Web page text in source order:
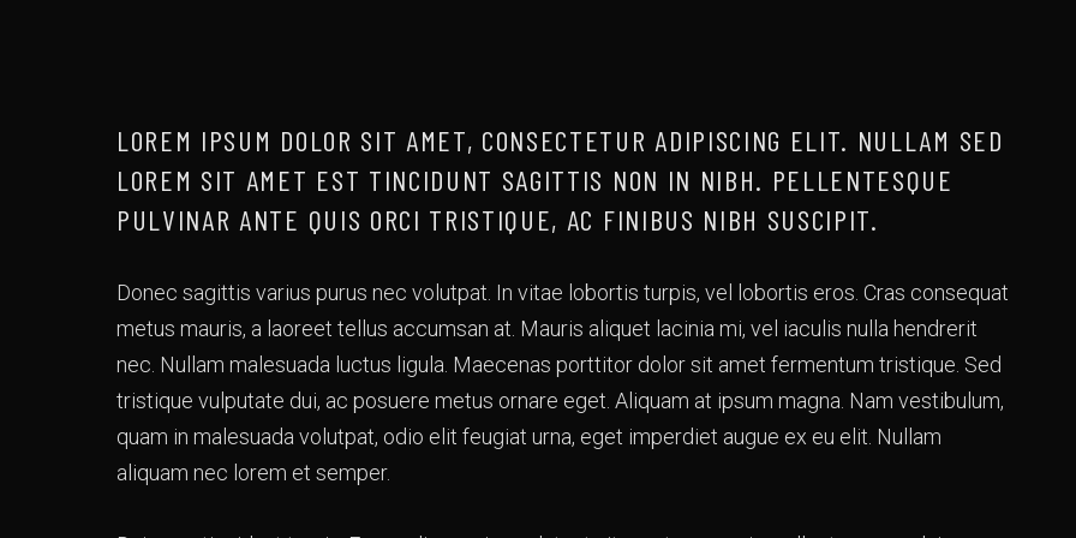
LOREM IPSUM DOLOR SIT AMET, CONSECTETUR ADIPISCING ELIT. NULLAM SED
LOREM SIT AMET EST TINCIDUNT SAGITTIS NON IN NIBH. PELLENTESQUE
PULVINAR ANTE QUIS ORCI TRISTIQUE, AC FINIBUS NIBH SUSCIPIT.
Donec sagittis varius purus nec volutpat. In vitae lobortis turpis, vel lobortis eros. Cras consequat
metus mauris, a laoreet tellus accumsan at. Mauris aliquet lacinia mi, vel iaculis nulla hendrerit
nec. Nullam malesuada luctus ligula. Maecenas porttitor dolor sit amet fermentum tristique. Sed
tristique vulputate dui, ac posuere metus ornare eget. Aliquam at ipsum magna. Nam vestibulum,
quam in malesuada volutpat, odio elit feugiat urna, eget imperdiet augue ex eu elit. Nullam
aliquam nec lorem et semper.